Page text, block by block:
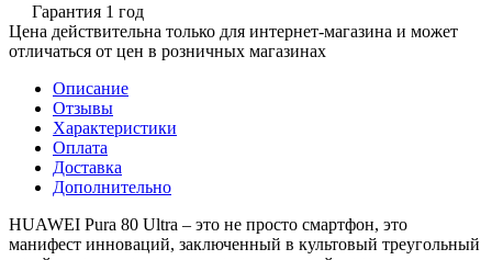
Гарантия 1 год
Цена действительна только для интернет-магазина и может
отличаться от цен в розничных магазинах
Описание
Отзывы
Характеристики
Оплата
Доставка
Дополнительно
HUAWEI Pura 80 Ultra – это не просто смартфон, это
манифест инноваций, заключенный в культовый треугольный